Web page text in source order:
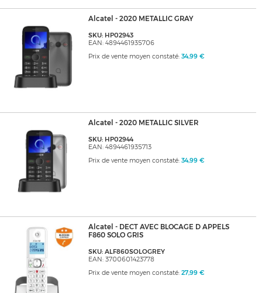
Alcatel - 2020 METALLIC GRAY
SKU: HP02943
EAN: 4894461935706
Prix de vente moyen constaté: 34,99 €
Alcatel - 2020 METALLIC SILVER
SKU: HP02944
EAN: 4894461935713
Prix de vente moyen constaté: 34,99 €
Alcatel - DECT AVEC BLOCAGE D APPELS
F860 SOLO GRIS
SKU: ALF860SOLOGREY
EAN: 3700601423778
Prix de vente moyen constaté: 27,99 €